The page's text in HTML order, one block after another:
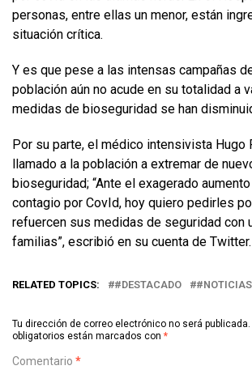
personas, entre ellas un menor, están
situación crítica.
Y es que pese a las intensas campañas
población aún no acude en su totalidad a
medidas de bioseguridad se han
Por su parte, el médico intensivista Hugo
llamado a la población a extremar de
bioseguridad; “Ante el exagerado
contagio por CovId, hoy quiero pedirles
refuercen sus medidas de seguridad con
familias”, escribió en su cuenta de Twitter.
RELATED TOPICS: #DESTACADO #NOTICIAS
Tu dirección de correo electrónico no será publicada.
obligatorios están marcados con *
Comentario *